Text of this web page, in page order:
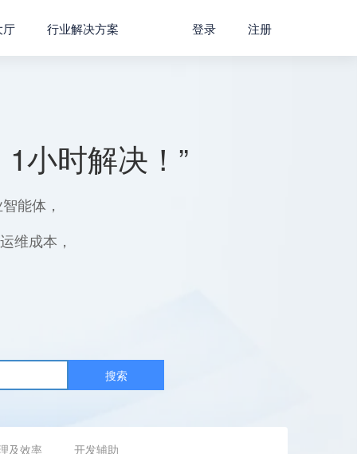
厅 行业解决方案 登录 注册
小时解决！”
能体，
维成本，
搜索
及效率 开发辅助